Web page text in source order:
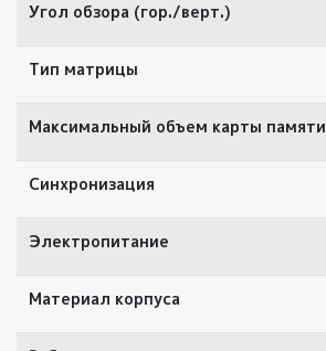
Угол обзора (гор./верт.)
Тип матрицы
Максимальный объем карты памяти
Синхронизация
Электропитание
Материал корпуса